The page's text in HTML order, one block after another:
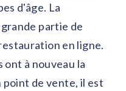
d'âge. La
partie de
en ligne.
à nouveau la
de vente, il est